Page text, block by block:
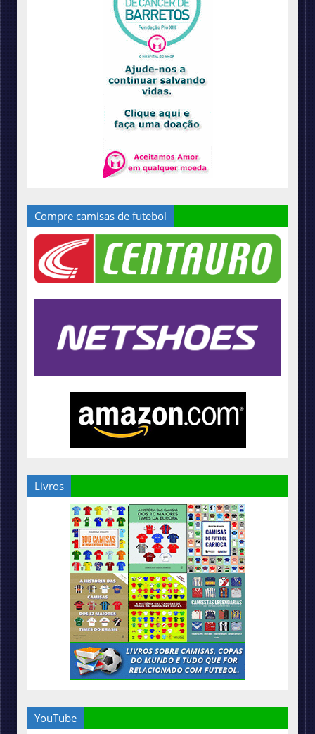
Compre camisas de futebol
Livros
YouTube